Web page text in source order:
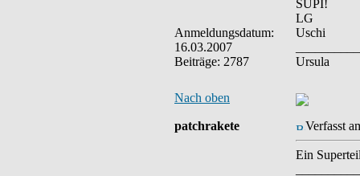
Anmeldungsdatum:
16.03.2007
Beiträge: 2787
SUPI!
LG
Uschi
Ursula
Nach oben
patchrakete Verfasst
Ein